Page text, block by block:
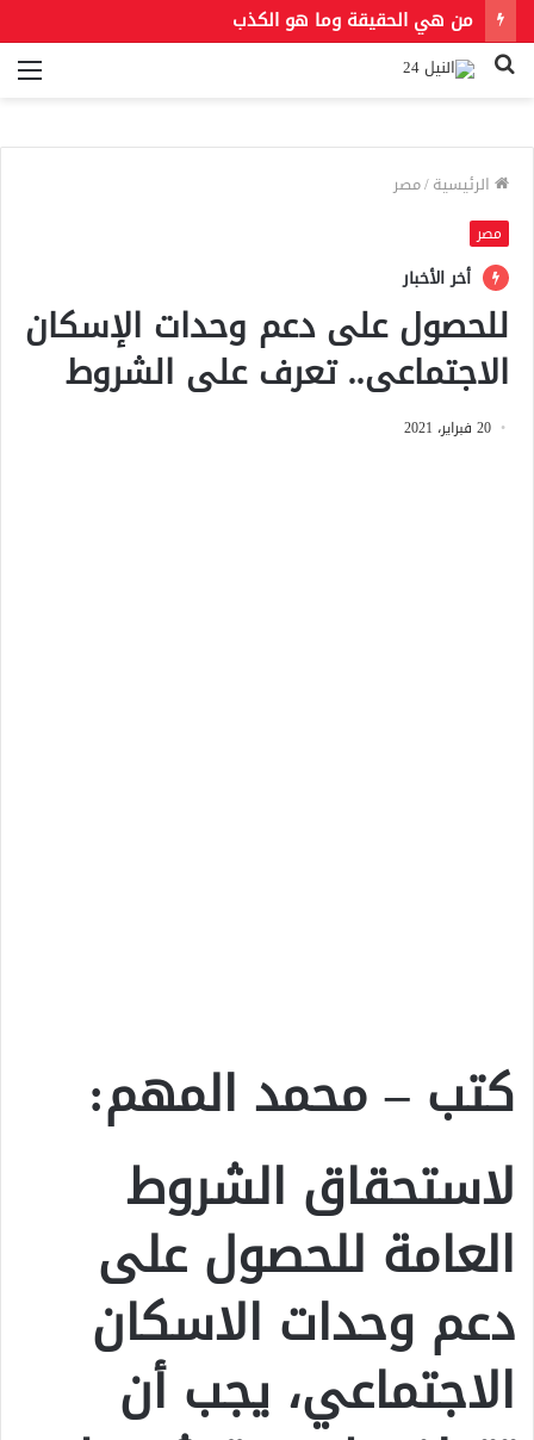
بحث
الرئيسية/مصر
مصر
أخر الأخبار
للحصول على دعم وحدات الإسكان
الاجتماعى.. تعرف على الشروط
20 فبراير، 2021
كتب – محمد المهم:
لاستحقاق الشروط
العامة للحصول على
دعم وحدات الاسكان
الاجتماعي، يجب أن